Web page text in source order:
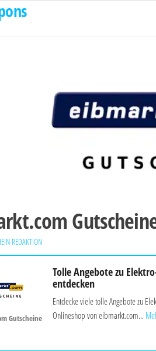
REDAKTION
Gutscheine
Tolle Angebote zu
entdecken
Entdecke viele tolle Angebote zu
Onlineshop von eibmarkt.com...